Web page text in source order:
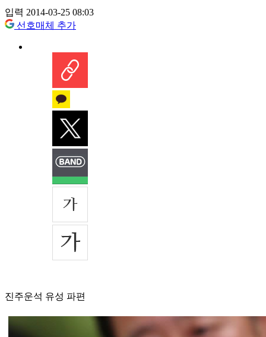
입력 2014-03-25 08:03
선호매체 추가
진주운석 유성 파편